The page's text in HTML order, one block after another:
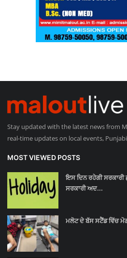
Stay updated with the latest news from
real-time updates on local events,
MOST VIEWED POSTS
ਇਸ ਦਿਨ ਰਹੇਗੀ
ਸਰਕਾਰੀ ਅਦ...
ਮਲੋਟ ਦੇ ਬੱਸ ਸਟੈਂਡ ਵਿੱਚ